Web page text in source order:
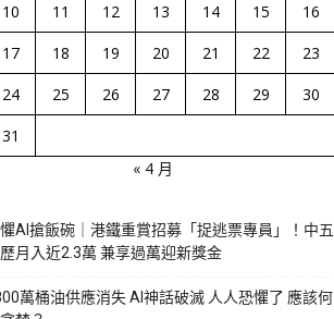
10
11 12 13 14 15
16
17
18 19 20 21 22
23
24
25 26 27 28 29
30
31
« 4 月
AI搶飯碗｜港鐵重賞招募「捉逃票專員」！中五
月入近2.3萬 兼享過萬迎新獎金
萬桶油供應消失 AI神話破滅 人人恐懼了 應該何